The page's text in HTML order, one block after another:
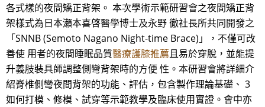
各式樣的夜間矯正背架。 本次學術示範研習會之夜間矯正背
架樣式為日本瀨本喜啓醫學博士及永野 徹社長所共同開發之
「SNNB (Semoto Nagano Night-time Brace)」，不僅可改
善使 用者的夜間睡眠品質醫療護膝推薦且易於穿脫，並能提
升義肢裝具師調整側彎背架時的方便 性。本研習會將詳細介
紹脊椎側彎夜間背架的功能、評估，包含製作理論基礎、 3
如何打模、修模、試穿等示範教學及臨床使用實證。會中亦